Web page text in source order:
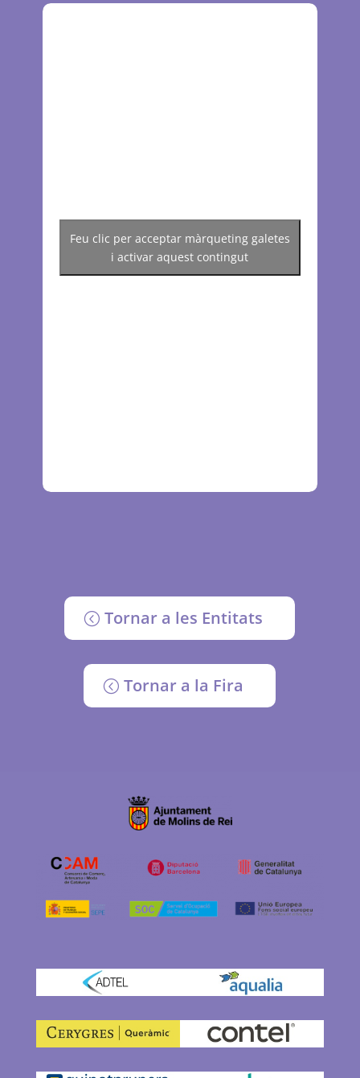
Feu clic per acceptar màrqueting galetes
i activar aquest contingut
Tornar a les Entitats
Tornar a la Fira